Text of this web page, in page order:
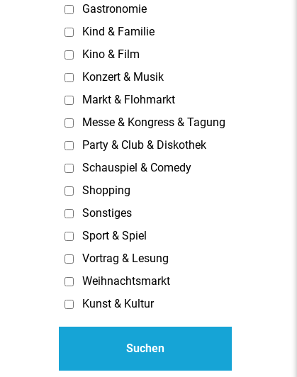
Gastronomie
Kind & Familie
Kino & Film
Konzert & Musik
Markt & Flohmarkt
Messe & Kongress & Tagung
Party & Club & Diskothek
Schauspiel & Comedy
Shopping
Sonstiges
Sport & Spiel
Vortrag & Lesung
Weihnachtsmarkt
Kunst & Kultur